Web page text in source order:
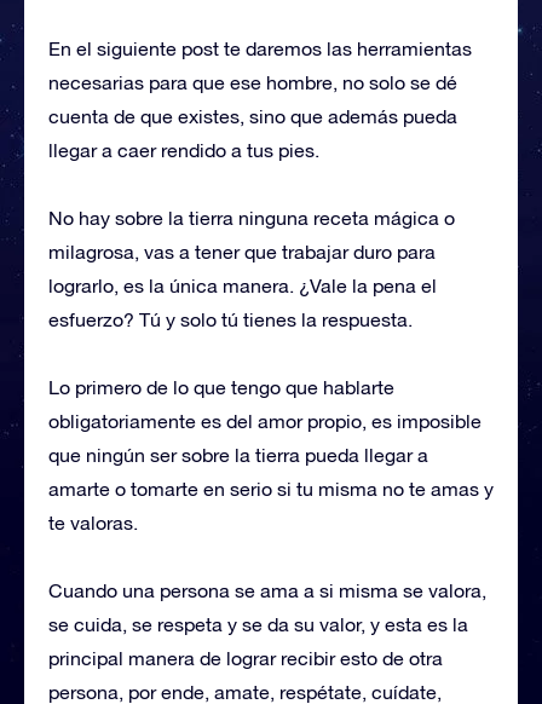
En el siguiente post te daremos las herramientas
necesarias para que ese hombre, no solo se dé
cuenta de que existes, sino que además pueda
llegar a caer rendido a tus pies.
No hay sobre la tierra ninguna receta mágica o
milagrosa, vas a tener que trabajar duro para
lograrlo, es la única manera. ¿Vale la pena el
esfuerzo? Tú y solo tú tienes la respuesta.
Lo primero de lo que tengo que hablarte
obligatoriamente es del amor propio, es imposible
que ningún ser sobre la tierra pueda llegar a
amarte o tomarte en serio si tu misma no te amas y
te valoras.
Cuando una persona se ama a si misma se valora,
se cuida, se respeta y se da su valor, y esta es la
principal manera de lograr recibir esto de otra
persona, por ende, amate, respétate, cuídate,